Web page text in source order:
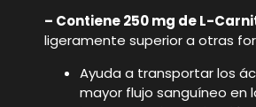
– Contiene 250 mg de L-
ligeramente superior a otras
Ayuda a transportar los
mayor flujo sanguíneo en